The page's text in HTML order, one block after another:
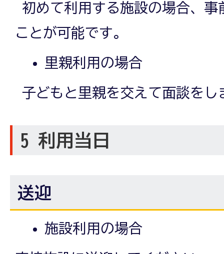
初めて利用する施設の場合、事
ことが可能です。
里親利用の場合
子どもと里親を交えて面談をし
5 利用当日
送迎
施設利用の場合